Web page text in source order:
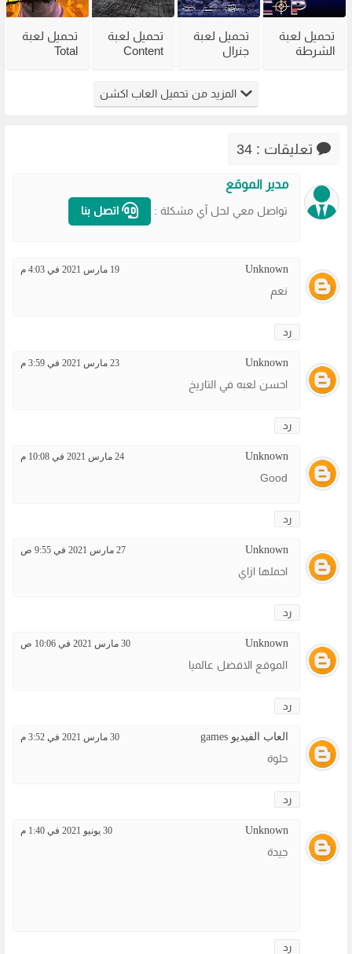
تحميل لعبة
الشرطة
تحميل لعبة
جنرال
Zero Hour
للكمبيوتر
تحميل لعبة
Content
من ميديا
فاير
تحميل لعبة
Total
مضغوطة
المزيد من تحميل العاب اكشن
تعليقات : 34
مدير الموقع
تواصل معي لحل آي مشكلة : اتصل بنا
Unknown 19 مارس 2021 في 4:03 م
نعم
رد
Unknown 23 مارس 2021 في 3:59 م
احسن لعبه في التاريخ
رد
Unknown 24 مارس 2021 في 10:08 م
Good
رد
Unknown 27 مارس 2021 في 9:55 ص
احملها ازاي
رد
Unknown 30 مارس 2021 في 10:06 ص
الموقع الافضل عالميا
رد
العاب الفيديو games 30 مارس 2021 في 3:52 م
حلوة
رد
Unknown 30 يونيو 2021 في 1:40 م
جيدة
رد